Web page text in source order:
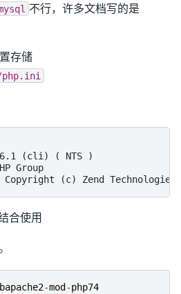
不行，许多文档写的是
存储
php.ini
6.1 (cli) ( NTS )
Group
合使用
-mod -php74